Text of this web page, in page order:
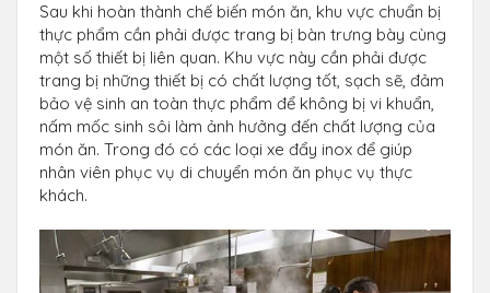
Sau khi hoàn thành chế biến món ăn, khu vực chuẩn bị
thực phẩm cần phải được trang bị bàn trưng bày cùng
một số thiết bị liên quan. Khu vực này cần phải được
trang bị những thiết bị có chất lượng tốt, sạch sẽ, đảm
bảo vệ sinh an toàn thực phẩm để không bị vi khuẩn,
nấm mốc sinh sôi làm ảnh hưởng đến chất lượng của
món ăn. Trong đó có các loại xe đẩy inox để giúp
nhân viên phục vụ di chuyển món ăn phục vụ thực
khách.